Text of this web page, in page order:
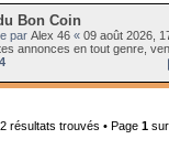
Bon Coin
par Alex 46 « 09 août 2026,
annonces en tout genre,
2 résultats trouvés • Page 1sur